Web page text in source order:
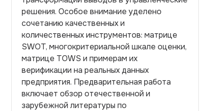
решения. Особое внимание уделено
сочетанию качественных и
количественных инструментов: матрице
SWOT, многокритериальной шкале оценки,
матрице TOWS и примерам их
верификации на реальных данных
предприятия. Предварительная работа
включает обзор отечественной и
зарубежной литературы по